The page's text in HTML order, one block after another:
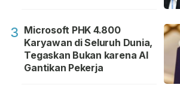
3 Microsoft PHK 4.800
Karyawan di Seluruh Dunia,
Tegaskan Bukan karena AI
Gantikan Pekerja